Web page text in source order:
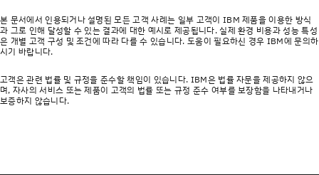
본 문서에서 인용되거나 설명된 모든 고객 사례는 일부 고객이 IBM 제품을 이용한 방식
과 그로 인해 달성할 수 있는 결과에 대한 예시로 제공됩니다. 실제 환경 비용과 성능 특성
은 개별 고객 구성 및 조건에 따라 다를 수 있습니다. 도움이 필요하신 경우 IBM에 문의하
시기 바랍니다.
고객은 관련 법률 및 규정을 준수할 책임이 있습니다. IBM은 법률 자문을 제공하지 않으
며, 자사의 서비스 또는 제품이 고객의 법률 또는 규정 준수 여부를 보장함을 나타내거나
보증하지 않습니다.